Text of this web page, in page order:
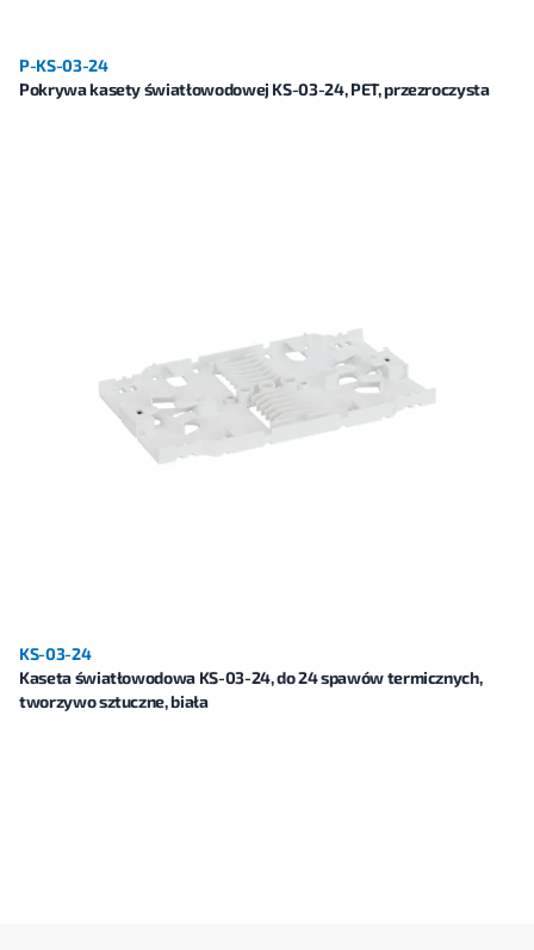
P-KS-03-24
Pokrywa kasety światłowodowej KS-03-24, PET, przezroczysta
KS-03-24
Kaseta światłowodowa KS-03-24, do 24 spawów termicznych,
tworzywo sztuczne, biała